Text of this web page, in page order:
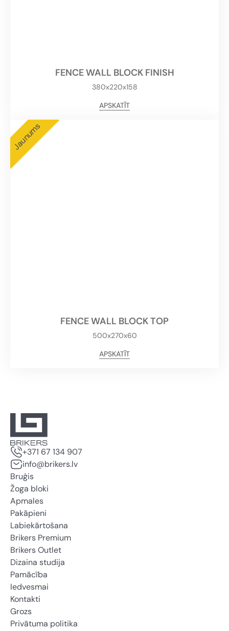
FENCE WALL BLOCK FINISH
380x220x158
APSKATĪT
Jaunums
FENCE WALL BLOCK TOP
500x270x60
APSKATĪT
+371 67 134 907
info@brikers.lv
Bruģis
Žoga bloki
Apmales
Pakāpieni
Labiekārtošana
Brikers Premium
Brikers Outlet
Dizaina studija
Pamācība
Iedvesmai
Kontakti
Grozs
Privātuma politika